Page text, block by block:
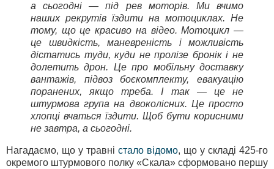
а сьогодні — під рев моторів. Ми вчимо
наших рекрутів їздити на мотоциклах. Не
тому, що це красиво на відео. Мотоцикл —
це швидкість, маневреність і можливість
дістатись туди, куди не пролізе бронік і не
долетить дрон. Це про мобільну доставку
вантажів, підвоз боєкомплекту, евакуацію
поранених, якщо треба. І так — це не
штурмова група на двоколісних. Це просто
хлопці вчаться їздити. Щоб бути корисними
не завтра, а сьогодні.
Нагадаємо, що у травні стало відомо, що у складі 425-го
окремого штурмового полку «Скала» сформовано першу